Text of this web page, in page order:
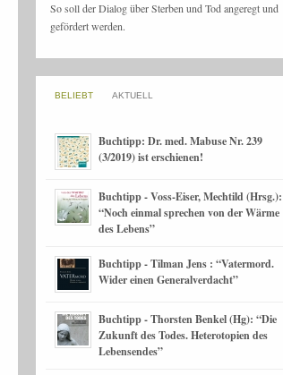
So soll der Dialog über Sterben und Tod angeregt und
gefördert werden.
BELIEBT AKTUELL
Buchtipp: Dr. med. Mabuse Nr. 239
(3/2019) ist erschienen!
Buchtipp - Voss-Eiser, Mechtild (Hrsg.):
“Noch einmal sprechen von der Wärme
des Lebens”
Buchtipp - Tilman Jens : “Vatermord.
Wider einen Generalverdacht”
Buchtipp - Thorsten Benkel (Hg): “Die
Zukunft des Todes. Heterotopien des
Lebensendes”